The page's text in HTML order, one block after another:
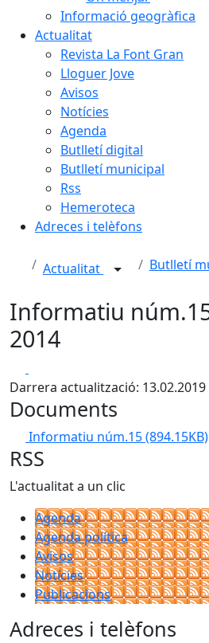
Informació geogràfica
Actualitat
Revista La Font Gran
Lloguer Jove
Avisos
Notícies
Agenda
Butlletí digital
Butlletí municipal
Rss
Hemeroteca
Adreces i telèfons
Actualitat Butlletí
Informatiu
2014
Darrera actualització:
Documents
Informatiu núm.15(894.15KB)
RSS
L'actualitat a un clic
Agenda
Agenda política
Avisos
Notícies
Publicacions
Adreces i telèfons